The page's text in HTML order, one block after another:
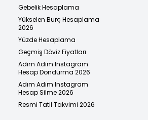
Gebelik Hesaplama
Yükselen Burç Hesaplama
2026
Yüzde Hesaplama
Geçmiş Döviz Fiyatları
Adım Adım Instagram
Hesap Dondurma 2026
Adım Adım Instagram
Hesap Silme 2026
Resmi Tatil Takvimi 2026